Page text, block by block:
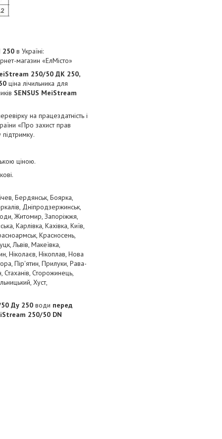
250 в Україні:
магазин «ЕлМісто»
250/50 ДК 250,
ціна лічильника для
SENSUS MeiStream
на працездатність і
«Про захист прав
ціною.
Бердянськ, Боярка,
Дніпродзержинськ,
Житомир, Запоріжжя,
Карлівка, Кахівка, Київ,
Красносень,
Львів, Макеївка,
Ніколаєв, Нікоплав, Нова
Пір'ятин, Прилуки, Рава-
Сторожинець,
Хуст,
Ду 250 води перед
250/50 DN